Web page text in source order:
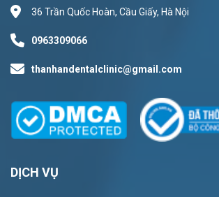
36 Trần Quốc Hoàn, Cầu Giấy, Hà Nội
0963309066
thanhandentalclinic@gmail.com
DỊCH VỤ